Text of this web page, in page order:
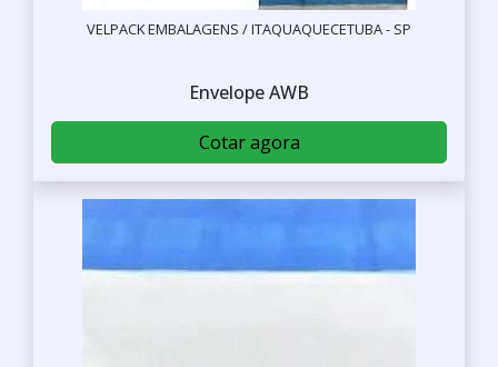
VELPACK EMBALAGENS / ITAQUAQUECETUBA - SP
Envelope AWB
Cotar agora